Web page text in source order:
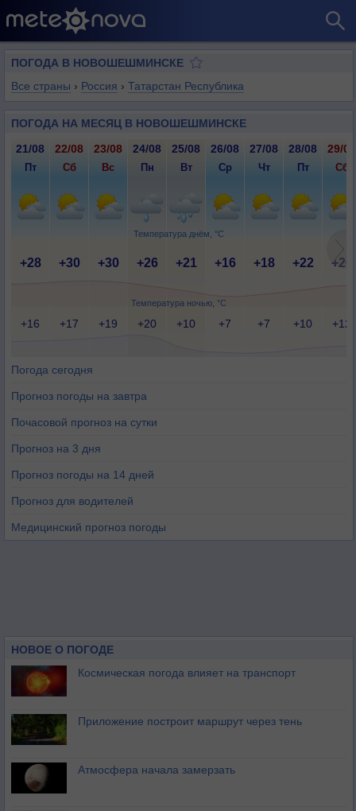
ПОГОДА В НОВОШЕШМИНСКЕ
Все страны › Россия › Татарстан Республика
ПОГОДА НА МЕСЯЦ В НОВОШЕШМИНСКЕ
Температура днём, °C
Температура ночью, °C
21/08 22/08 23/08 24/08 25/08 26/08 27/08 28/08 29/08
Пт Сб Вс Пн Вт Ср Чт Пт Сб
+28 +30 +30 +26 +21 +16 +18 +22 +26
+16 +17 +19 +20 +10 +7 +7 +10 +12
Погода сегодня
Прогноз погоды на завтра
Почасовой прогноз на сутки
Прогноз на 3 дня
Прогноз погоды на 14 дней
Прогноз для водителей
Медицинский прогноз погоды
НОВОЕ О ПОГОДЕ
Космическая погода влияет на транспорт
Приложение построит маршрут через тень
Атмосфера начала замерзать